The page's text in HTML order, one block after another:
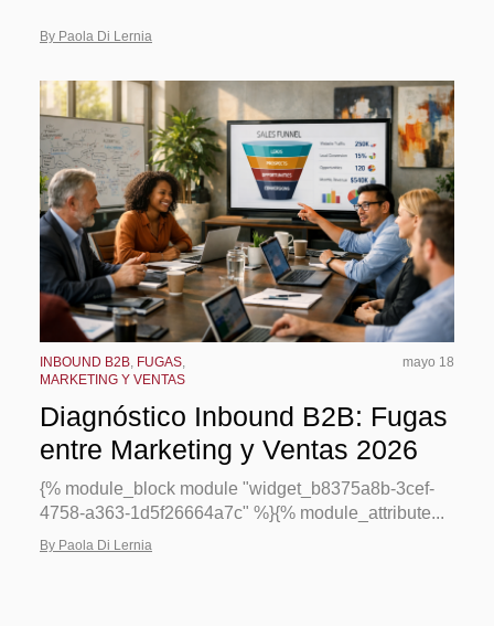
By Paola Di Lernia
INBOUND B2B, FUGAS,
MARKETING Y VENTAS
mayo 18
Diagnóstico Inbound B2B: Fugas
entre Marketing y Ventas 2026
{% module_block module "widget_b8375a8b-3cef-
4758-a363-1d5f26664a7c" %}{% module_attribute...
By Paola Di Lernia